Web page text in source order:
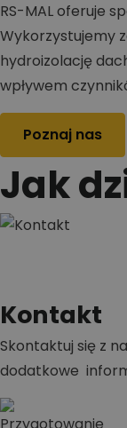
RS-MAL oferuje
Wykorzystujemy
hydroizolację
wpływem
Poznaj nas
Jak
Kontakt
Skontaktuj się z
dodatkowe